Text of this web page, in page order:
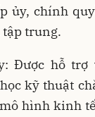
ủy, chính
tập trung.
Được hỗ trợ
kỹ thuật
hình kinh